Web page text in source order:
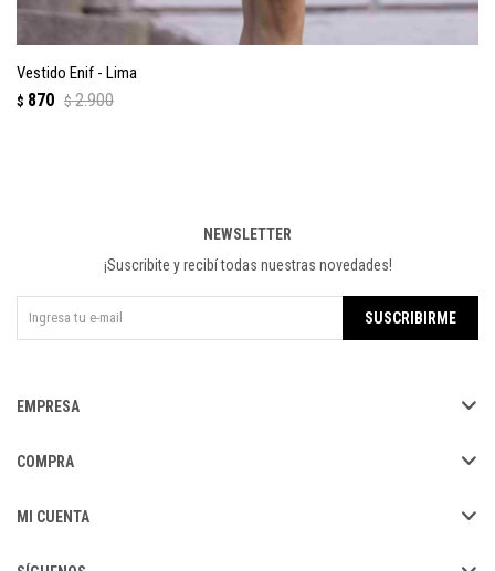
Vestido Enif - Lima
$ 870 $ 2.900
EMPRESA
COMPRA
MI CUENTA
NEWSLETTER
¡Suscribite y recibí todas nuestras novedades!
SUSCRIBIRME